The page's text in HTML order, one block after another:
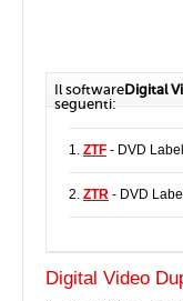
Il softwareDigital
seguenti:
1. ZTF - DVD
2. ZTR - DVD
Digital Video